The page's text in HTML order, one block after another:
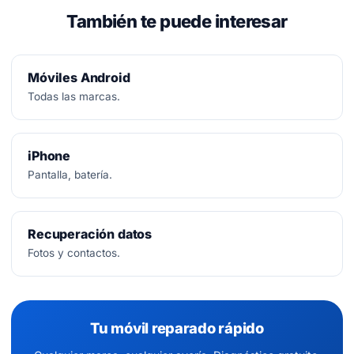
También te puede interesar
Móviles Android
Todas las marcas.
iPhone
Pantalla, batería.
Recuperación datos
Fotos y contactos.
Tu móvil reparado rápido